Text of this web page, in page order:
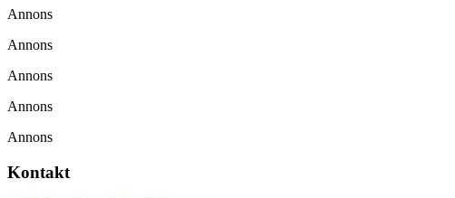
Annons
Annons
Annons
Annons
Annons
Kontakt